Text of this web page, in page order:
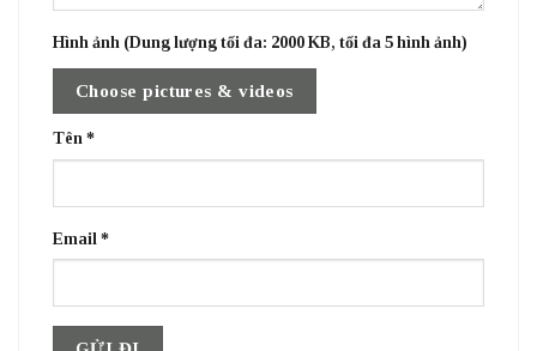
Hình ảnh (Dung lượng tối đa: 2000 KB, tối đa 5 hình ảnh)
Choose pictures & videos
Tên *
Email *